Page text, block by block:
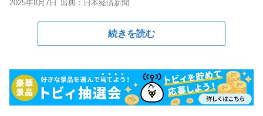
2025年8月7日 出典：日本経済新聞
続きを読む